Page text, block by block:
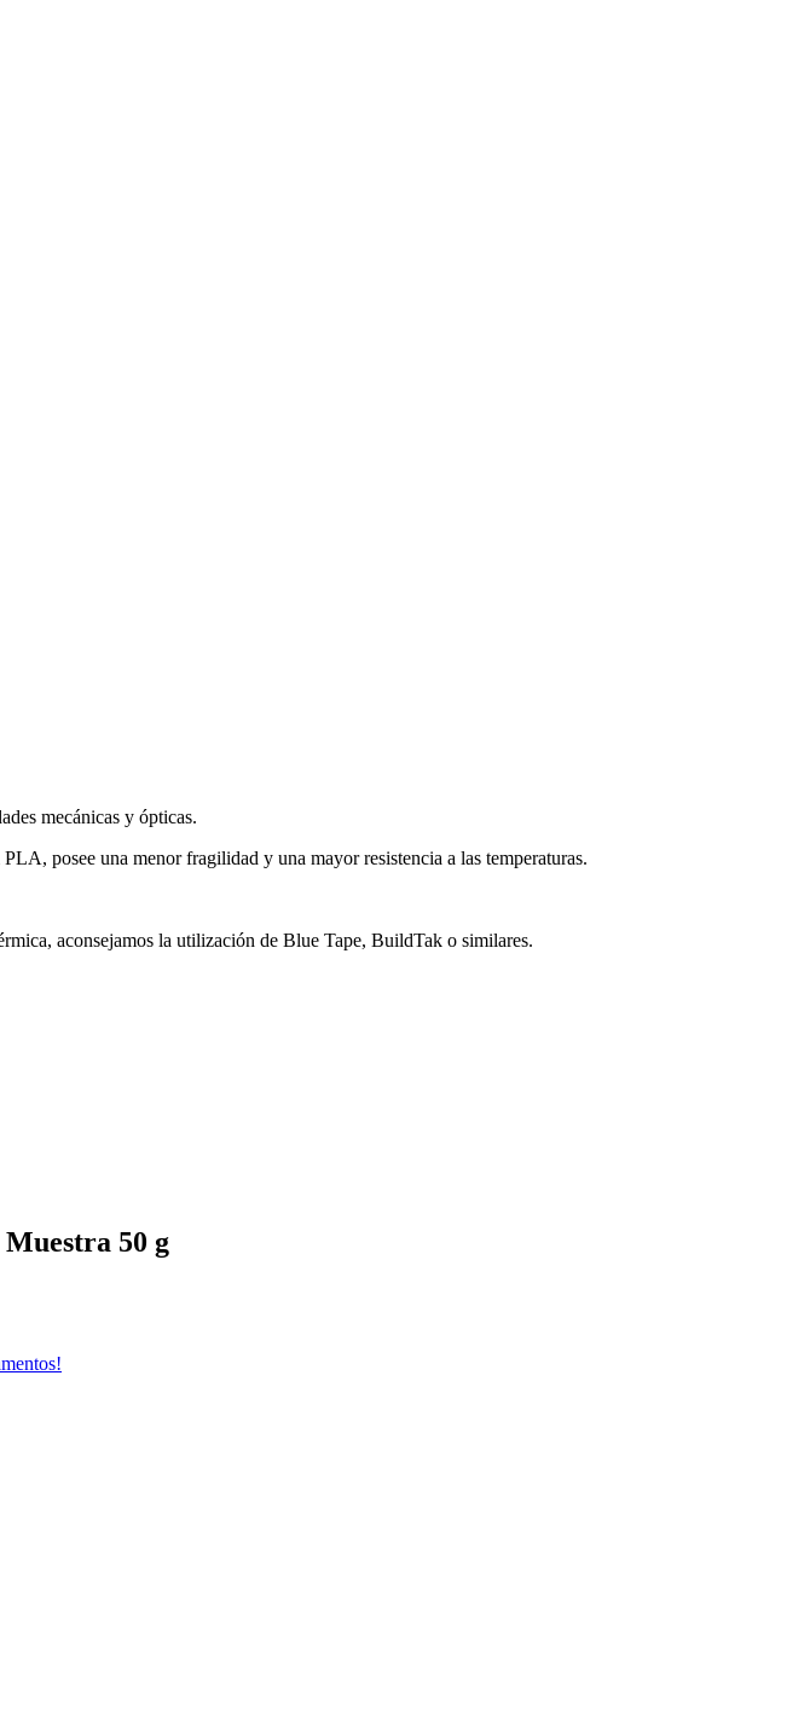
mecánicas y ópticas.
posee una menor fragilidad y una mayor resistencia a las temperaturas.
aconsejamos la utilización de Blue Tape, BuildTak o similares.
50 g